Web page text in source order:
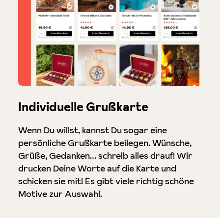
Individuelle Grußkarte
Wenn Du willst, kannst Du sogar eine
persönliche Grußkarte beilegen. Wünsche,
Grüße, Gedanken… schreib alles drauf! Wir
drucken Deine Worte auf die Karte und
schicken sie mit! Es gibt viele richtig schöne
Motive zur Auswahl.